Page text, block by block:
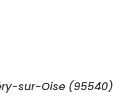
ta
verdoyant,
pour
à
à
contacte un
sur-Oise (95540)